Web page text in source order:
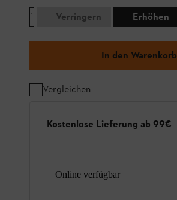
Verringern
Erhöhen
In den Warenkorb
Vergleichen
Kostenlose Lieferung ab 99€
Online verfügbar